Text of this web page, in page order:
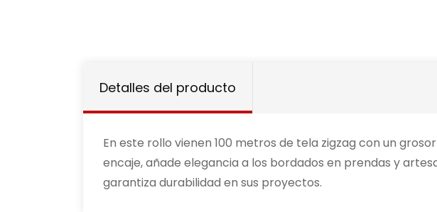
Detalles del producto
En este rollo vienen 100 metros de tela zigzag con un
encaje, añade elegancia a los bordados en prendas y
garantiza durabilidad en sus proyectos.